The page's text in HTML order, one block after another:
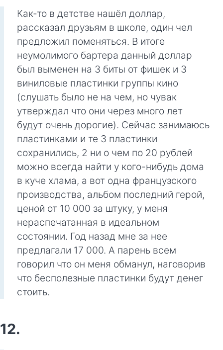
Как-то в детстве нашёл доллар,
рассказал друзьям в школе, один чел
предложил поменяться. В итоге
неумолимого бартера данный доллар
был выменен на 3 биты от фишек и 3
виниловые пластинки группы кино
(слушать было не на чем, но чувак
утверждал что они через много лет
будут очень дорогие). Сейчас занимаюсь
пластинками и те 3 пластинки
сохранились, 2 ни о чем по 20 рублей
можно всегда найти у кого-нибудь дома
в куче хлама, а вот одна французского
производства, альбом последний герой,
ценой от 10 000 за штуку, у меня
нераспечатанная в идеальном
состоянии. Год назад мне за нее
предлагали 17 000. А парень всем
говорил что он меня обманул, наговорив
что бесполезные пластинки будут денег
стоить.
12.